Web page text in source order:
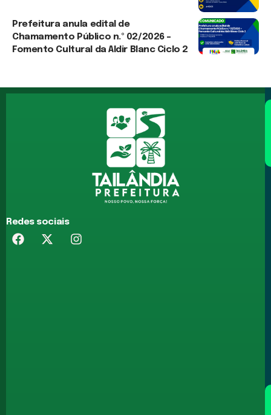
Prefeitura anula edital de
Chamamento Público n.º 02/2026 –
Fomento Cultural da Aldir Blanc Ciclo 2
Redes sociais